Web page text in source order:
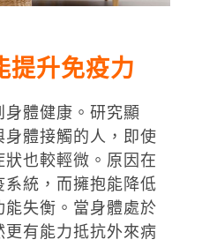
提升免疫力
體健康。研究顯
體接觸的人，即使
也較輕微。原因在
統，而擁抱能降低
失衡。當身體處於
有能力抵抗外來病